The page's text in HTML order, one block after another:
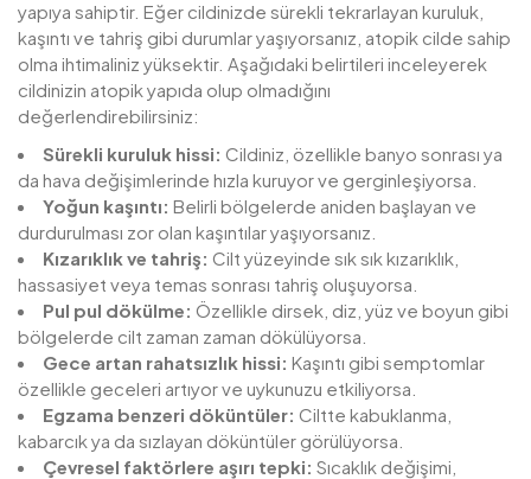
yapıya sahiptir. Eğer cildinizde sürekli tekrarlayan kuruluk,
kaşıntı ve tahriş gibi durumlar yaşıyorsanız, atopik cilde sahip
olma ihtimaliniz yüksektir. Aşağıdaki belirtileri inceleyerek
cildinizin atopik yapıda olup olmadığını
değerlendirebilirsiniz:
Sürekli kuruluk hissi: Cildiniz, özellikle banyo sonrası ya
da hava değişimlerinde hızla kuruyor ve gerginleşiyorsa.
Yoğun kaşıntı: Belirli bölgelerde aniden başlayan ve
durdurulması zor olan kaşıntılar yaşıyorsanız.
Kızarıklık ve tahriş: Cilt yüzeyinde sık sık kızarıklık,
hassasiyet veya temas sonrası tahriş oluşuyorsa.
Pul pul dökülme: Özellikle dirsek, diz, yüz ve boyun gibi
bölgelerde cilt zaman zaman dökülüyorsa.
Gece artan rahatsızlık hissi: Kaşıntı gibi semptomlar
özellikle geceleri artıyor ve uykunuzu etkiliyorsa.
Egzama benzeri döküntüler: Ciltte kabuklanma,
kabarcık ya da sızlayan döküntüler görülüyorsa.
Çevresel faktörlere aşırı tepki: Sıcaklık değişimi,